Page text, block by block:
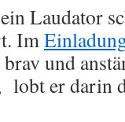
Laudator
Im
brav und
lobt er darin